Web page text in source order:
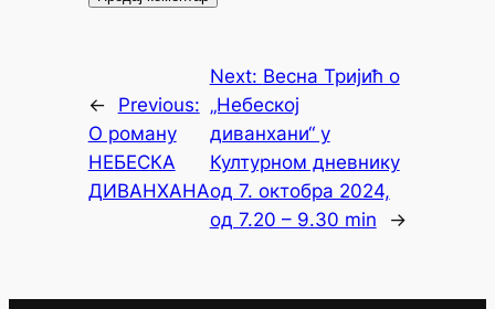
←
Previous:
О роману
НЕБЕСКА
ДИВАНХАНА
Next: Весна Тријић о
„Небеској
диванхани“ у
Културном дневнику
од 7. октобра 2024,
од 7.20 – 9.30 min
→